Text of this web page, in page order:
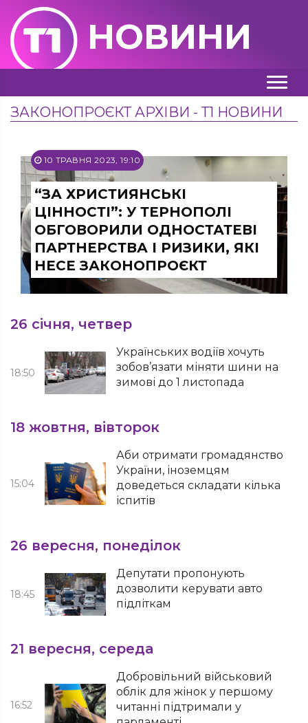
НОВИНИ
ЗАКОНОПРОЄКТ АРХІВИ - Т1 НОВИНИ
10 ТРАВНЯ 2023, 19:10
“ЗА ХРИСТИЯНСЬКІ
ЦІННОСТІ”: У ТЕРНОПОЛІ
ОБГОВОРИЛИ ОДНОСТАТЕВІ
ПАРТНЕРСТВА І РИЗИКИ, ЯКІ
НЕСЕ ЗАКОНОПРОЄКТ
26 січня, четвер
18:50
Українських водіїв хочуть
зобов’язати міняти шини на
зимові до 1 листопада
18 жовтня, вівторок
15:04
Аби отримати громадянство
України, іноземцям
доведеться складати кілька
іспитів
26 вересня, понеділок
18:45
Депутати пропонують
дозволити керувати авто
підліткам
21 вересня, середа
16:52
Добровільний військовий
облік для жінок у першому
читанні підтримали у